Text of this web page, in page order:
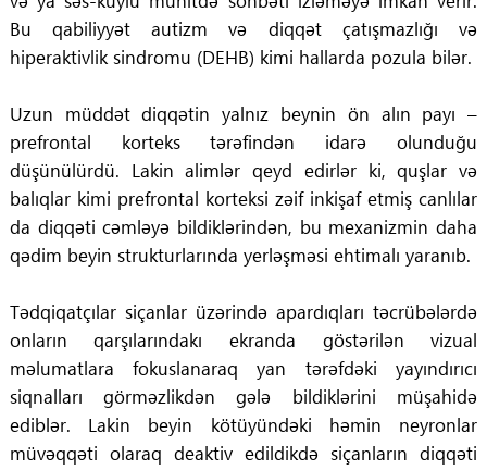
Bu qabiliyyət autizm və diqqət çatışmazlığı və
hiperaktivlik sindromu (DEHB) kimi hallarda pozula bilər.
Uzun müddət diqqətin yalnız beynin ön alın payı –
prefrontal korteks tərəfindən idarə olunduğu
düşünülürdü. Lakin alimlər qeyd edirlər ki, quşlar və
balıqlar kimi prefrontal korteksi zəif inkişaf etmiş canlılar
da diqqəti cəmləyə bildiklərindən, bu mexanizmin daha
qədim beyin strukturlarında yerləşməsi ehtimalı yaranıb.
Tədqiqatçılar siçanlar üzərində apardıqları təcrübələrdə
onların qarşılarındakı ekranda göstərilən vizual
məlumatlara fokuslanaraq yan tərəfdəki yayındırıcı
siqnalları görməzlikdən gələ bildiklərini müşahidə
ediblər. Lakin beyin kötüyündəki həmin neyronlar
müvəqqəti olaraq deaktiv edildikdə siçanların diqqəti